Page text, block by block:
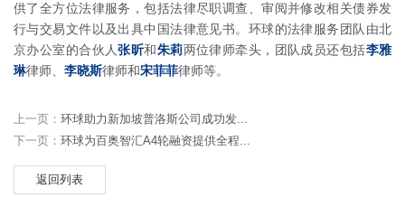
供了全方位法律服务，包括法律尽职调查、审阅并修改相关债券发
行与交易文件以及出具中国法律意见书。环球的法律服务团队由北
京办公室的合伙人张昕和朱莉两位律师牵头，团队成员还包括李雅
琳律师、 李晓斯律师和宋菲菲律师等。
上一页： 环球助力新加坡普洛斯公司成功发...
下一页： 环球为百奥智汇A4轮融资提供全程...
返回列表